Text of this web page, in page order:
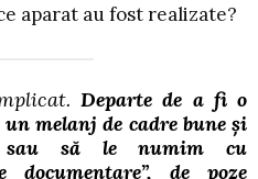
aparat au fost realizate?
Departe de a fi o
un melanj de cadre bune și
sau să le numim cu
documentare”, de poze